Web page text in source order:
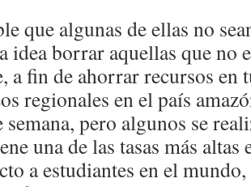
que algunas de ellas no
idea borrar aquellas que no
a fin de ahorrar recursos
regionales en el país
semana, pero algunos se
una de las tasas más altas
a estudiantes en el mundo,